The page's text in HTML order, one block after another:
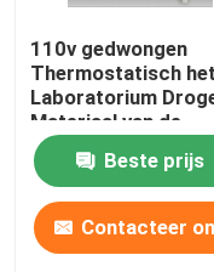
110v gedwongen
Thermostatisch het
Laboratorium
Materiaal van de
Convectie
60Hz
Beste prijs
Contacteer